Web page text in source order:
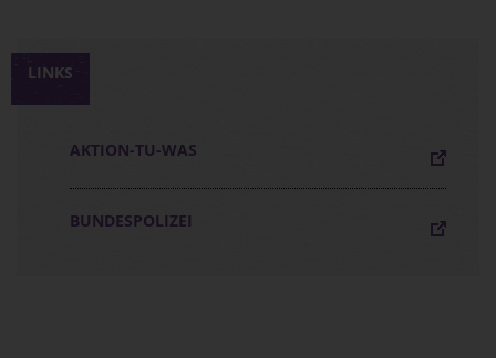
LINKS
AKTION-TU-WAS
BUNDESPOLIZEI